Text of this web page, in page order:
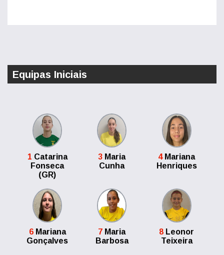
Equipas Iniciais
1 Catarina
Fonseca
(GR)
3 Maria
Cunha
4Mariana
Henriques
6Mariana
Gonçalves
7 Maria
Barbosa
8 Leonor
Teixeira